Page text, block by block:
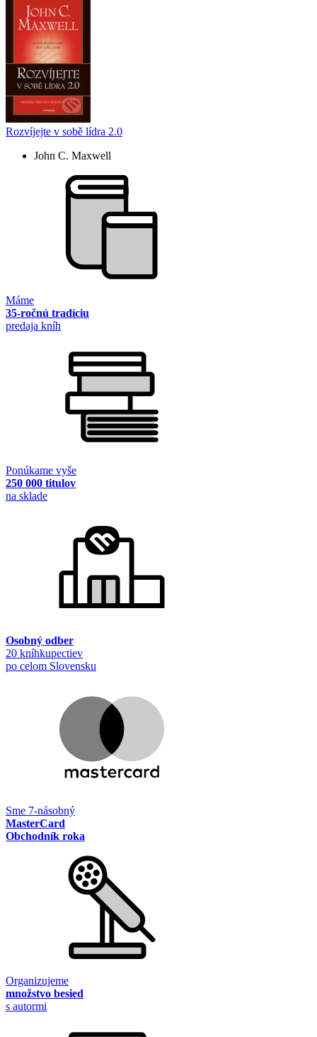
Rozvíjejte v sobě lídra 2.0
John C. Maxwell
Máme
35-ročnú tradíciu
predaja kníh
Ponúkame vyše
250 000 titulov
na sklade
Osobný odber
20 kníhkupectiev
po celom Slovensku
Sme 7-násobný
MasterCard
Obchodník roka
Organizujeme
množstvo besied
s autormi